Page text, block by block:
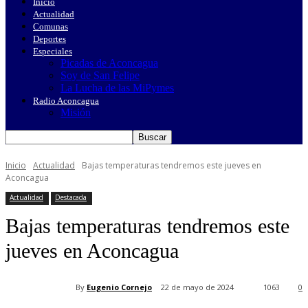
Actualidad
Comunas
Deportes
Especiales
Picadas de Aconcagua
Soy de San Felipe
La Lucha de las MiPymes
Radio Aconcagua
Misión
Inicio Actualidad
Bajas temperaturas tendremos este jueves en
Aconcagua
Actualidad Destacada
Bajas temperaturas tendremos este
jueves en Aconcagua
By Eugenio Cornejo 22 de mayo de 2024 0
1063